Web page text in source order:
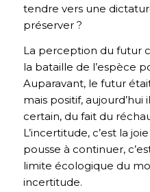
tendre vers une
préserver ?
La perception du futur
la bataille de l’espèce
Auparavant, le futur
mais positif,
certain, du fait du
L’incertitude, c’est la
pousse à continuer,
limite écologique du
incertitude.